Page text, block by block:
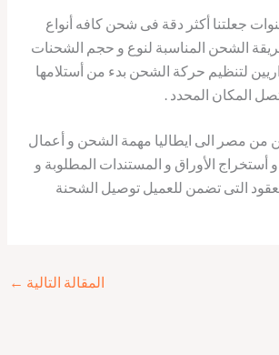
جعلتنا أكثر دقة فى شحن كافه أنواع
الشحن المناسبة لنوع و حجم الشحنات
لتنظيم حركة الشحن بدء من أستلامها
المكان المحدد .
مصر الى ايطاليا مهمة الشحن و أعمال
أستخراج الأوراق و المستندات المطلوبة و
التى تضمن للعميل توصيل الشحنة
المقالة التالية ←